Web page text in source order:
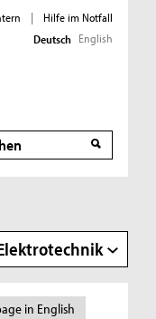
|
Hilfe im Notfall
Deutsch English
in English